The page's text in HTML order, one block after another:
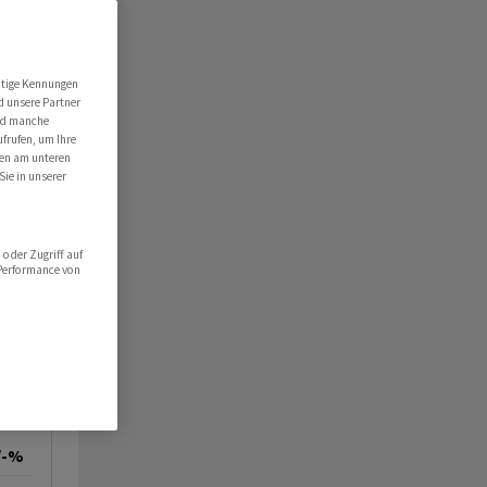
%
Kennungen
unsere Partner
manche
um Ihre
am unteren
in unserer
oder Zugriff auf
von